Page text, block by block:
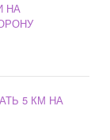
НА
5 КМ НА